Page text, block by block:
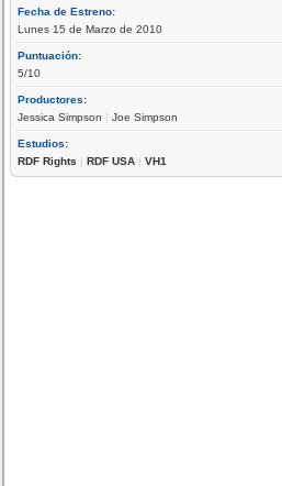
Fecha de Estreno:
Lunes 15 de Marzo de 2010
Puntuación:
5/10
Productores:
Jessica Simpson |Joe Simpson
Estudios:
RDF Rights |RDF USA |VH1